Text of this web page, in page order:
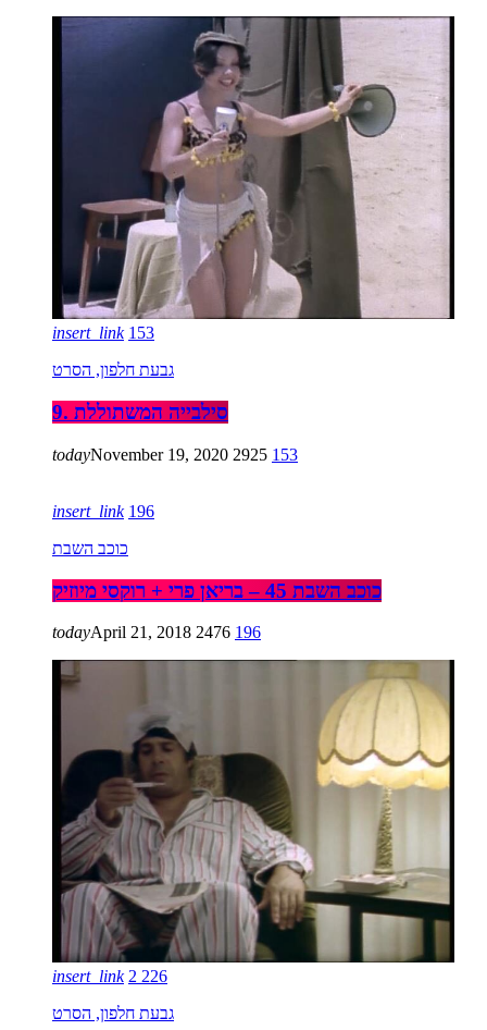
insert_link 153
גבעת חלפון, הסרט
9. סילבייה המשתוללת
todayNovember 19, 2020 2925 153
insert_link 196
כוכב השבת
כוכב השבת 45 – בריאן פרי + רוקסי מיוזיק
todayApril 21, 2018 2476 196
insert_link 2 226
גבעת חלפון, הסרט